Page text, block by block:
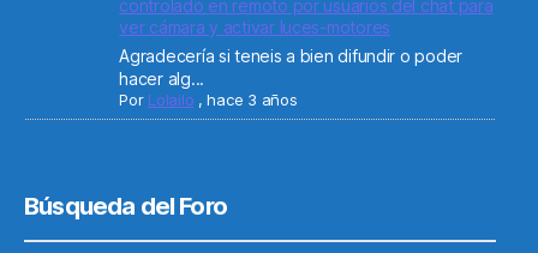
controlado en remoto por usuarios del chat para
ver cámara y activar luces-motores
Agradecería si teneis a bien difundir o poder
hacer alg...
Por Lolailo ,hace 3 años
Búsqueda del Foro